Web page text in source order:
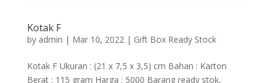
Kotak F
by admin | Mar 10, 2022| Gift Box Ready Stock
Kotak F Ukuran : (21 x 7,5 x 3,5) cm Bahan : Karton
Berat : 115 gram Harga : 5000 Barang ready stok,